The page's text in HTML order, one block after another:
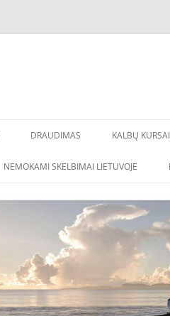
DRAUDIMAS KALBŲ KURSAI
NEMOKAMI SKELBIMAI LIETUVOJE